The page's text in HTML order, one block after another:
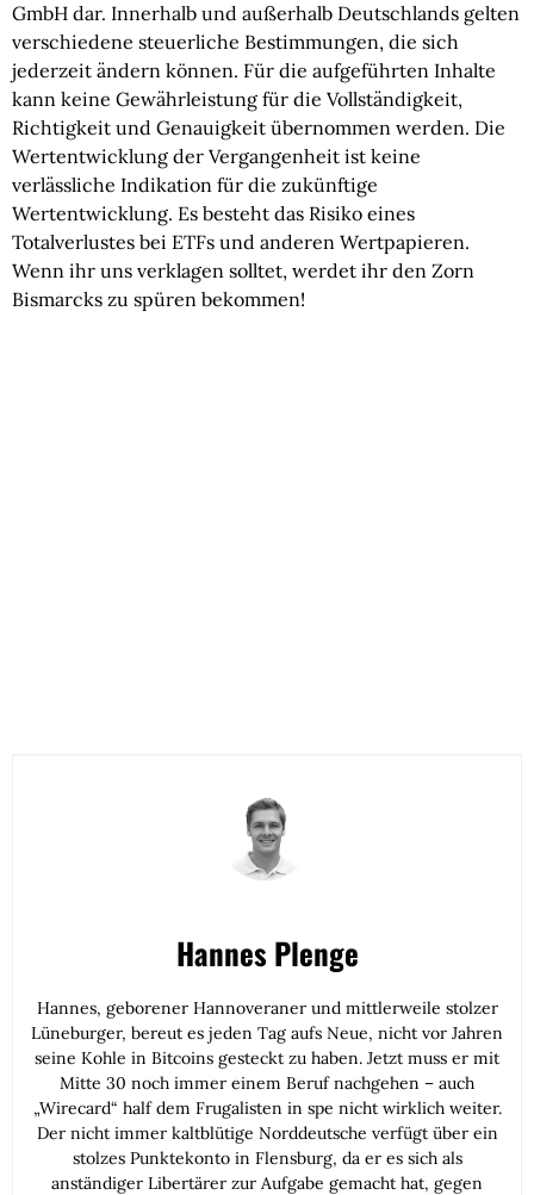
GmbH dar. Innerhalb und außerhalb Deutschlands gelten
verschiedene steuerliche Bestimmungen, die sich
jederzeit ändern können. Für die aufgeführten Inhalte
kann keine Gewährleistung für die Vollständigkeit,
Richtigkeit und Genauigkeit übernommen werden. Die
Wertentwicklung der Vergangenheit ist keine
verlässliche Indikation für die zukünftige
Wertentwicklung. Es besteht das Risiko eines
Totalverlustes bei ETFs und anderen Wertpapieren.
Wenn ihr uns verklagen solltet, werdet ihr den Zorn
Bismarcks zu spüren bekommen!
Hannes Plenge
Hannes, geborener Hannoveraner und mittlerweile stolzer
Lüneburger, bereut es jeden Tag aufs Neue, nicht vor Jahren
seine Kohle in Bitcoins gesteckt zu haben. Jetzt muss er mit
Mitte 30 noch immer einem Beruf nachgehen – auch
„Wirecard“ half dem Frugalisten in spe nicht wirklich weiter.
Der nicht immer kaltblütige Norddeutsche verfügt über ein
stolzes Punktekonto in Flensburg, da er es sich als
anständiger Libertärer zur Aufgabe gemacht hat, gegen